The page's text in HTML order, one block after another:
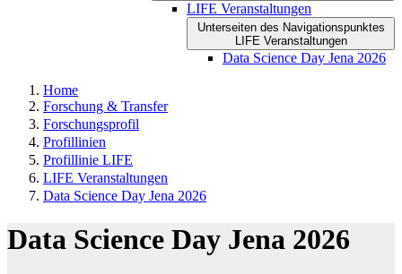
LIFE Veranstaltungen
Unterseiten des Navigationspunktes
LIFE Veranstaltungen
Data Science Day Jena 2026
Home
Forschung & Transfer
Forschungsprofil
Profillinien
Profillinie LIFE
LIFE Veranstaltungen
Data Science Day Jena 2026
Data Science Day Jena 2026